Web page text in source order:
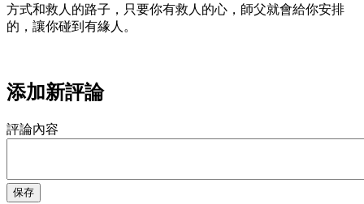
方式和救人的路子，只要你有救人的心，師父就會給你安排
的，讓你碰到有緣人。
添加新評論
評論內容
保存